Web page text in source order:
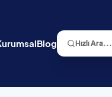
Blog Hızlı Ara...